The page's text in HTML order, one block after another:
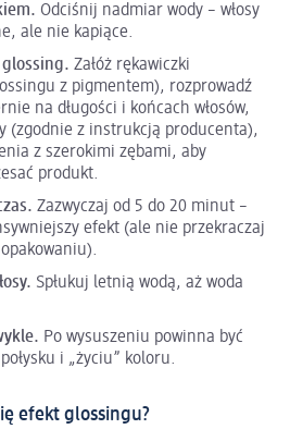
Odciśnij nadmiar wody – włosy
ale nie kapiące.
glossing. Załóż rękawiczki
z pigmentem), rozprowadź
na długości i końcach włosów,
(zgodnie z instrukcją producenta),
z szerokimi zębami, aby
produkt.
Zazwyczaj od 5 do 20 minut –
efekt (ale nie przekraczaj
Spłukuj letnią wodą, aż woda
Po wysuszeniu powinna być
i „życiu” koloru.
efekt glossingu?